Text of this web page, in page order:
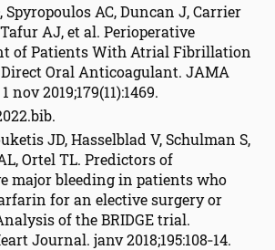
Spyropoulos AC, Duncan J, Carrier
Tafur AJ, et al. Perioperative
of Patients With Atrial Fibrillation
Oral Anticoagulant. JAMA
nov 2019;179(11):1469.
JD, Hasselblad V, Schulman S,
Ortel TL. Predictors of
major bleeding in patients who
for an elective surgery or
of the BRIDGE trial.
Journal. janv 2018;195:108‑14.